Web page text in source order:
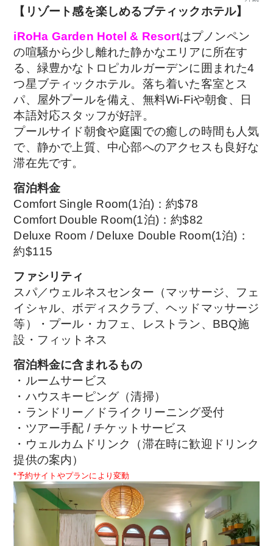
【リゾート感を楽しめるブティックホテル】
iRoHa Garden Hotel & Resortはプノンペン
の喧騒から少し離れた静かなエリアに所在す
る、緑豊かなトロピカルガーデンに囲まれた4
つ星ブティックホテル。落ち着いた客室とス
パ、屋外プールを備え、無料Wi-Fiや朝食、日
本語対応スタッフが好評。
プールサイド朝食や庭園での癒しの時間も人気
で、静かで上質、中心部へのアクセスも良好な
滞在先です。
宿泊料金
Comfort Single Room(1泊)：約$78
Comfort Double Room(1泊)：約$82
Deluxe Room / Deluxe Double Room(1泊)：
約$115
ファシリティ
スパ／ウェルネスセンター（マッサージ、フェ
イシャル、ボディスクラブ、ヘッドマッサージ
等）・プール・カフェ、レストラン、BBQ施
設・フィットネス
宿泊料金に含まれるもの
・ルームサービス
・ハウスキーピング（清掃）
・ランドリー／ドライクリーニング受付
・ツアー手配 / チケットサービス
・ウェルカムドリンク（滞在時に歓迎ドリンク
提供の案内）
*予約サイトやプランにより変動